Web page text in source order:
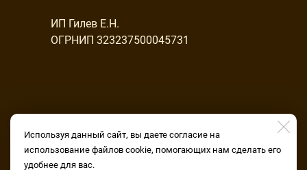
ИП Гилев Е.Н.
ОГРНИП 323237500045731
Используя данный сайт, вы даете согласие на
использование файлов cookie, помогающих нам сделать его
удобнее для вас.